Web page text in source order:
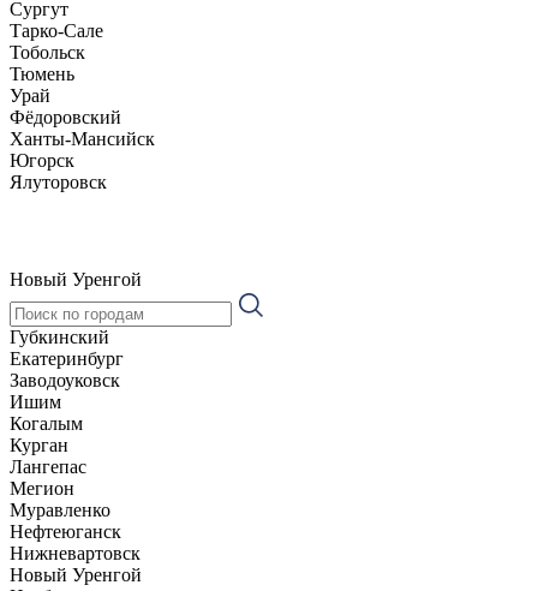
Сургут
Тарко-Сале
Тобольск
Тюмень
Урай
Фёдоровский
Ханты-Мансийск
Югорск
Ялуторовск
Новый Уренгой
Губкинский
Екатеринбург
Заводоуковск
Ишим
Когалым
Курган
Лангепас
Мегион
Муравленко
Нефтеюганск
Нижневартовск
Новый Уренгой